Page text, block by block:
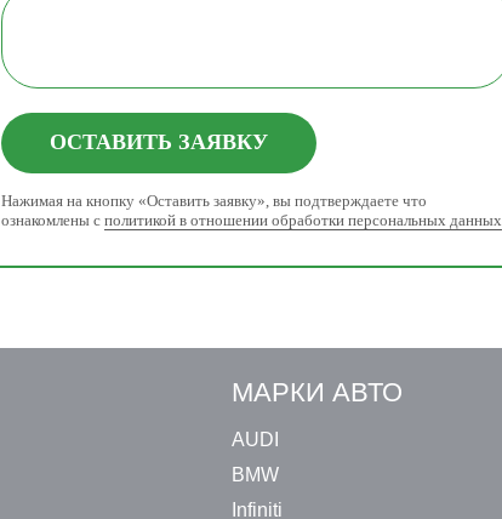
ОСТАВИТЬ ЗАЯВКУ
Нажимая на кнопку «Оставить заявку», вы подтверждаете что
ознакомлены с политикой в отношении обработки персональных данных
МАРКИ АВТО
AUDI
BMW
Infiniti